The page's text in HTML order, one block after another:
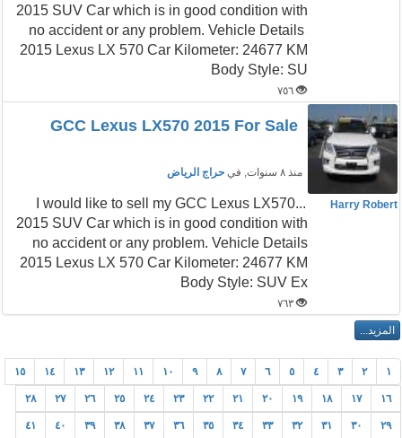
2015 SUV Car which is in good condition with
no accident or any problem. Vehicle Details
2015 Lexus LX 570 Car Kilometer: 24677 KM
Body Style: SU
٧٥٦
منذ ٨ سنوات , في حراج الرياض
Harry Robert
...I would like to sell my GCC Lexus LX570
2015 SUV Car which is in good condition with
no accident or any problem. Vehicle Details
2015 Lexus LX 570 Car Kilometer: 24677 KM
Body Style: SUV Ex
٧٦٣
١ ٢ ٣ ٤ ٥ ٦ ٧ ٨ ٩ ١٠ ١١ ١٢ ١٣ ١٤ ١٥
١٦ ١٧ ١٨ ١٩ ٢٠ ٢١ ٢٢ ٢٣ ٢٤ ٢٥ ٢٦ ٢٧ ٢٨
٢٩ ٣٠ ٣١ ٣٢ ٣٣ ٣٤ ٣٥ ٣٦ ٣٧ ٣٨ ٣٩ ٤٠ ٤١